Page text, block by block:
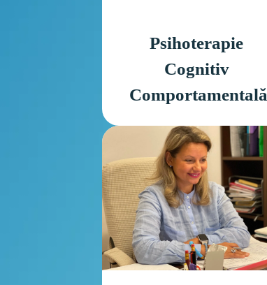
Psihoterapie
Cognitiv
Comportamentală